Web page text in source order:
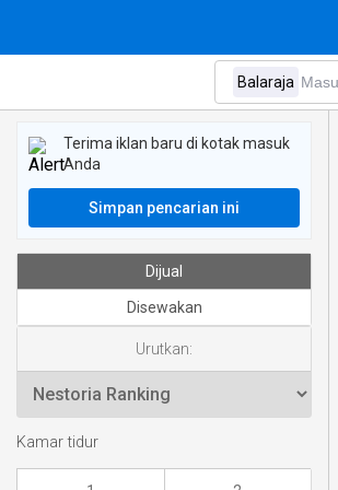
Terima iklan baru di kotak masuk
Anda
Simpan pencarian ini
Dijual
Disewakan
Urutkan:
Kamar tidur